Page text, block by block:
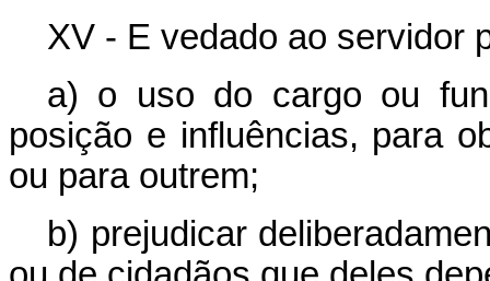
XV - E vedado ao servidor
a) o uso do cargo ou
posição e influências, para
ou para outrem;
b) prejudicar